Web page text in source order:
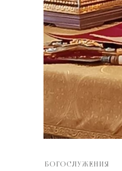
БОГОСЛУЖЕНИЯ